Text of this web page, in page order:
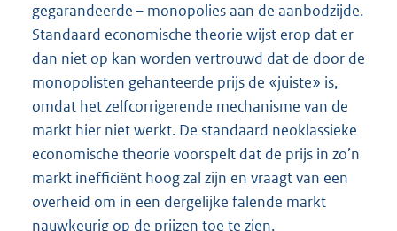
gegarandeerde – monopolies aan de aanbodzijde.
Standaard economische theorie wijst erop dat er
dan niet op kan worden vertrouwd dat de door de
monopolisten gehanteerde prijs de «juiste» is,
omdat het zelfcorrigerende mechanisme van de
markt hier niet werkt. De standaard neoklassieke
economische theorie voorspelt dat de prijs in zo’n
markt inefficiënt hoog zal zijn en vraagt van een
overheid om in een dergelijke falende markt
nauwkeurig op de prijzen toe te zien.